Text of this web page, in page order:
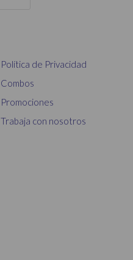
Política de Privacidad
Combos
Promociones
Trabaja con nosotros